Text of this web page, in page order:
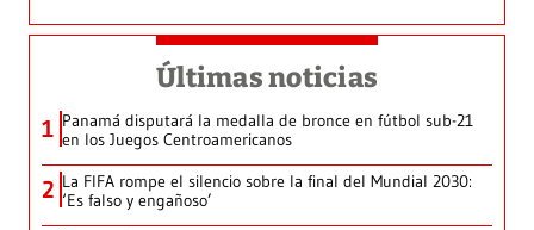
Últimas noticias
1 Panamá disputará la medalla de bronce en fútbol sub-21
en los Juegos Centroamericanos
2 La FIFA rompe el silencio sobre la final del Mundial 2030:
‘Es falso y engañoso’